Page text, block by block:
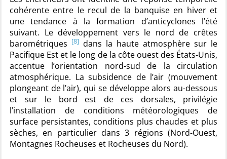
cohérente entre le recul de la banquise en hiver et
une tendance à la formation d’anticyclones l’été
suivant. Le développement vers le nord de crêtes
barométriques [8] dans la haute atmosphère sur le
Pacifique Est et le long de la côte ouest des États-Unis,
accentue l’orientation nord-sud de la circulation
atmosphérique. La subsidence de l’air (mouvement
plongeant de l’air), qui se développe alors au-dessous
et sur le bord est de ces dorsales, privilégie
l’installation de conditions météorologiques de
surface persistantes, conditions plus chaudes et plus
sèches, en particulier dans 3 régions (Nord-Ouest,
Montagnes Rocheuses et Rocheuses du Nord).